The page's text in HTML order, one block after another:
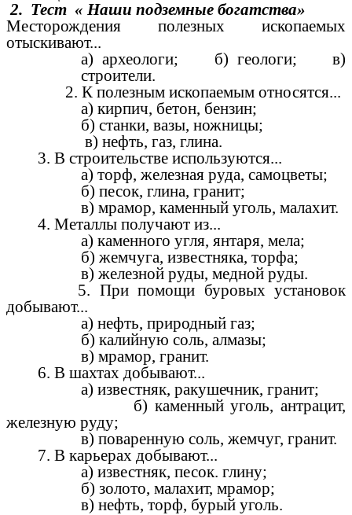
2. Тест « Наши подземные богатства»
Месторождения полезных ископаемых
отыскивают...
а) археологи; б) геологи; в)
строители.
2. К полезным ископаемым относятся...
а) кирпич, бетон, бензин;
б) станки, вазы, ножницы;
в) нефть, газ, глина.
3. В строительстве используются...
а) торф, железная руда, самоцветы;
б) песок, глина, гранит;
в) мрамор, каменный уголь, малахит.
4. Металлы получают из...
а) каменного угля, янтаря, мела;
б) жемчуга, известняка, торфа;
в) железной руды, медной руды.
5. При помощи буровых установок
добывают...
а) нефть, природный газ;
б) калийную соль, алмазы;
в) мрамор, гранит.
6. В шахтах добывают...
а) известняк, ракушечник, гранит;
б) каменный уголь, антрацит,
железную руду;
в) поваренную соль, жемчуг, гранит.
7. В карьерах добывают...
а) известняк, песок. глину;
б) золото, малахит, мрамор;
в) нефть, торф, бурый уголь.